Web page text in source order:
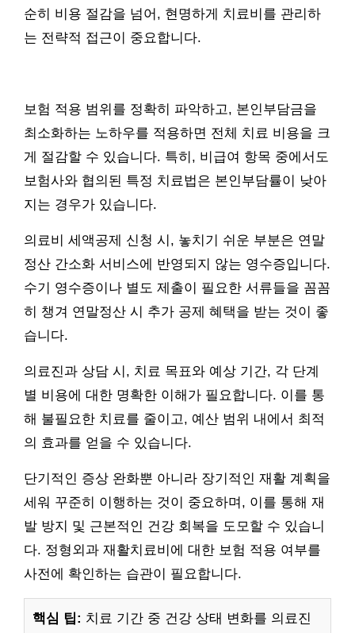
순히 비용 절감을 넘어, 현명하게 치료비를 관리하
는 전략적 접근이 중요합니다.
보험 적용 범위를 정확히 파악하고, 본인부담금을
최소화하는 노하우를 적용하면 전체 치료 비용을 크
게 절감할 수 있습니다. 특히, 비급여 항목 중에서도
보험사와 협의된 특정 치료법은 본인부담률이 낮아
지는 경우가 있습니다.
의료비 세액공제 신청 시, 놓치기 쉬운 부분은 연말
정산 간소화 서비스에 반영되지 않는 영수증입니다.
수기 영수증이나 별도 제출이 필요한 서류들을 꼼꼼
히 챙겨 연말정산 시 추가 공제 혜택을 받는 것이 좋
습니다.
의료진과 상담 시, 치료 목표와 예상 기간, 각 단계
별 비용에 대한 명확한 이해가 필요합니다. 이를 통
해 불필요한 치료를 줄이고, 예산 범위 내에서 최적
의 효과를 얻을 수 있습니다.
단기적인 증상 완화뿐 아니라 장기적인 재활 계획을
세워 꾸준히 이행하는 것이 중요하며, 이를 통해 재
발 방지 및 근본적인 건강 회복을 도모할 수 있습니
다. 정형외과 재활치료비에 대한 보험 적용 여부를
사전에 확인하는 습관이 필요합니다.
핵심 팁: 치료 기간 중 건강 상태 변화를 의료진